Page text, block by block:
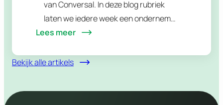
van Conversal. In deze blog rubriek
laten we iedere week een ondernemer
uit onze community aan het woord. We
stellen hen vragen over…
Lees meer
Bekijk alle artikels